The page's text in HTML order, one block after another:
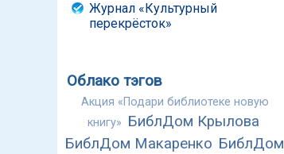
Журнал «Культурный
перекрёсток»
Облако тэгов
Акция «Подари библиотеке новую
книгу» БиблДом Крылова
БиблДом Макаренко БиблДом